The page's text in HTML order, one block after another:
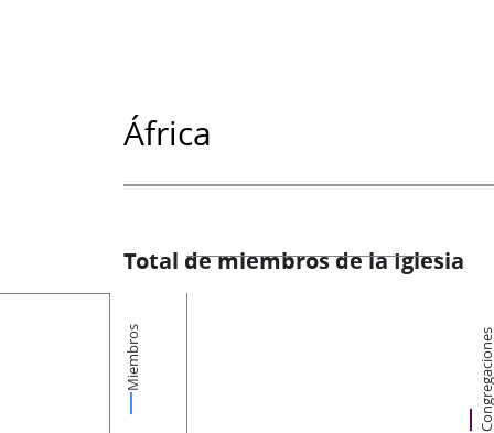
África
Total de miembros de la Iglesia
Miembros Congregaciones